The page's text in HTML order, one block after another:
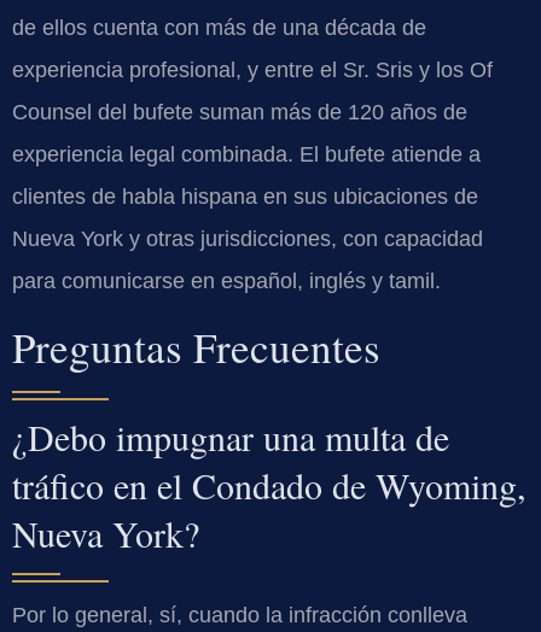
de ellos cuenta con más de una década de
experiencia profesional, y entre el Sr. Sris y los Of
Counsel del bufete suman más de 120 años de
experiencia legal combinada. El bufete atiende a
clientes de habla hispana en sus ubicaciones de
Nueva York y otras jurisdicciones, con capacidad
para comunicarse en español, inglés y tamil.
Preguntas Frecuentes
¿Debo impugnar una multa de
tráfico en el Condado de Wyoming,
Nueva York?
Por lo general, sí, cuando la infracción conlleva